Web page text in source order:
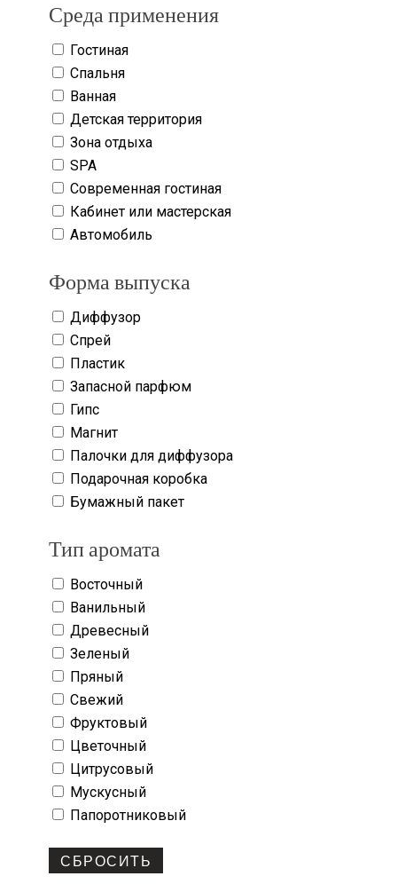
Среда применения
Гостиная
Спальня
Ванная
Детская территория
Зона отдыха
SPA
Современная гостиная
Кабинет или мастерская
Автомобиль
Форма выпуска
Диффузор
Спрей
Пластик
Запасной парфюм
Гипс
Магнит
Палочки для диффузора
Подарочная коробка
Бумажный пакет
Тип аромата
Восточный
Ванильный
Древесный
Зеленый
Пряный
Свежий
Фруктовый
Цветочный
Цитрусовый
Мускусный
Папоротниковый
СБРОСИТЬ